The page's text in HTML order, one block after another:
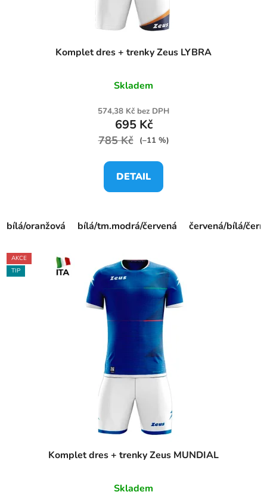
Komplet dres + trenky Zeus LYBRA
Skladem
574,38 Kč bez DPH
695 Kč
785 Kč (–11 %)
DETAIL
bílá/oranžová bílá/tm.modrá/červená červená/bílá/
AKCE
TIP
Komplet dres + trenky Zeus MUNDIAL
Skladem